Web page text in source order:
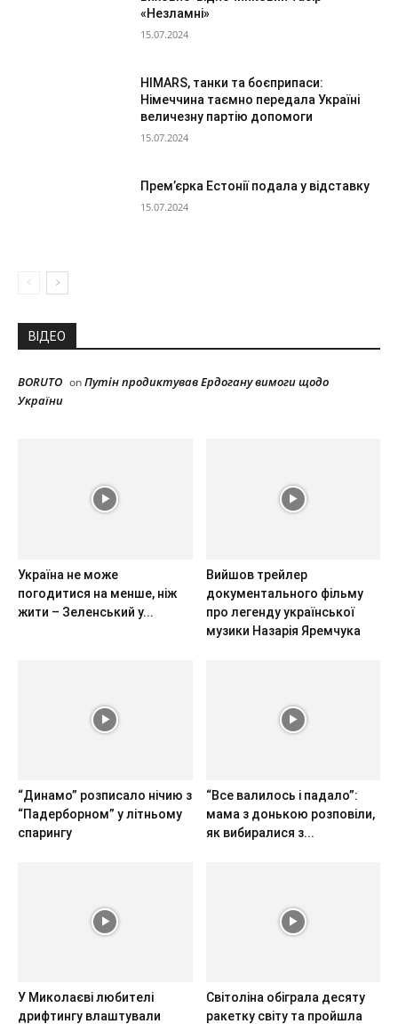
«Незламні»
15.07.2024
HIMARS, танки та боєприпаси:
Німеччина таємно передала Україні
величезну партію допомоги
15.07.2024
Прем’єрка Естонії подала у відставку
15.07.2024
ВІДЕО
BORUTO onПутін продиктував Ердогану вимоги щодо
України
Україна не може
погодитися на менше, ніж
жити – Зеленський у...
Вийшов трейлер
документального фільму
про легенду української
музики Назарія Яремчука
“Динамо” розписало нічию з
“Падерборном” у літньому
спарингу
“Все валилось і падало”:
мама з донькою розповіли,
як вибиралися з...
У Миколаєві любителі
дрифтингу влаштували
Світоліна обіграла десяту
ракетку світу та пройшла